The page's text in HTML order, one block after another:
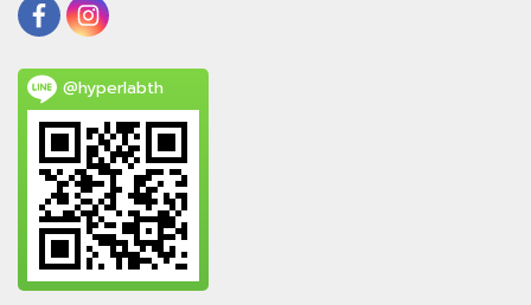
@hyperlabth